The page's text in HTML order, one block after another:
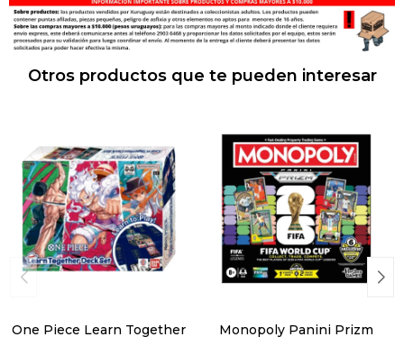
Otros productos que te pueden interesar
One Piece Learn Together
Monopoly Panini Prizm